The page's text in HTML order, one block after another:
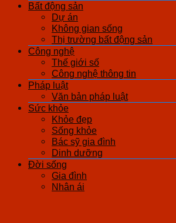
Bất động sản
Dự án
Không gian sống
Thị trường bất động sản
Công nghệ
Thế giới số
Công nghệ thông tin
Pháp luật
Văn bản pháp luật
Sức khỏe
Khỏe đẹp
Sống khỏe
Bác sỹ gia đình
Dinh dưỡng
Đời sống
Gia đình
Nhân ái